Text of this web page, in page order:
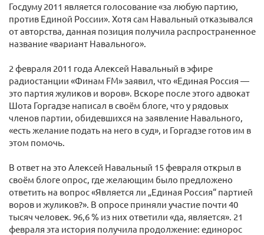
Госдуму 2011 является голосование «за любую партию,
против Единой России». Хотя сам Навальный отказывался
от авторства, данная позиция получила распространенное
название «вариант Навального».
2 февраля 2011 года Алексей Навальный в эфире
радиостанции «Финам FM» заявил, что «Единая Россия —
это партия жуликов и воров». Вскоре после этого адвокат
Шота Горгадзе написал в своём блоге, что у рядовых
членов партии, обидевшихся на заявление Навального,
«есть желание подать на него в суд», и Горгадзе готов им в
этом помочь.
В ответ на это Алексей Навальный 15 февраля открыл в
своём блоге опрос, где желающим было предложено
ответить на вопрос «Является ли „Единая Россия“ партией
воров и жуликов?». В опросе приняли участие почти 40
тысяч человек. 96,6 % из них ответили «да, является». 21
февраля эта история получила продолжение: единорос